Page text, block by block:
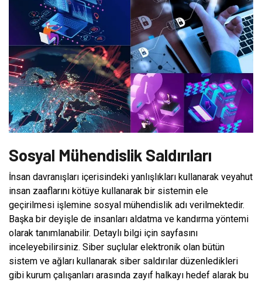
Sosyal Mühendislik Saldırıları
İnsan davranışları içerisindeki yanlışlıkları kullanarak veyahut
insan zaaflarını kötüye kullanarak bir sistemin ele
geçirilmesi işlemine sosyal mühendislik adı verilmektedir.
Başka bir deyişle de insanları aldatma ve kandırma yöntemi
olarak tanımlanabilir. Detaylı bilgi için sayfasını
inceleyebilirsiniz. Siber suçlular elektronik olan bütün
sistem ve ağları kullanarak siber saldırılar düzenledikleri
gibi kurum çalışanları arasında zayıf halkayı hedef alarak bu